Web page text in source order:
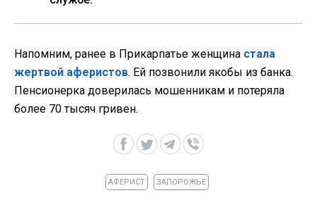
Напомним, ранее в Прикарпатье женщина стала
жертвой аферистов. Ей позвонили якобы из банка.
Пенсионерка доверилась мошенникам и потеряла
более 70 тысяч гривен.
АФЕРИСТ ЗАПОРОЖЬЕ